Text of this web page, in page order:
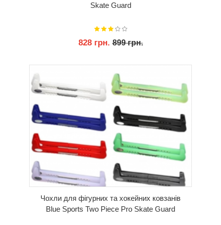
Skate Guard
828 грн.899 грн.
КУПИТИ
Чохли для фігурних та хокейних ковзанів
Blue Sports Two Piece Pro Skate Guard